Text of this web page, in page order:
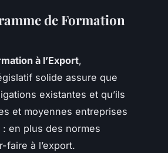
de Formation
à l’Export,
solide assure que
existantes et qu’ils
et moyennes entreprises
en plus des normes
faire à l’export.